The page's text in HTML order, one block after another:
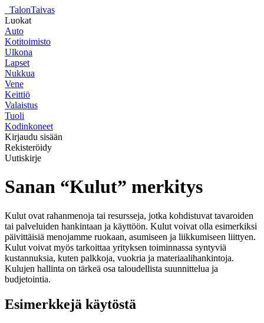
TalonTaivas
Luokat
Auto
Kotitoimisto
Ulkona
Lapset
Nukkua
Vene
Keittiö
Valaistus
Tuoli
Kodinkoneet
Kirjaudu sisään
Rekisteröidy
Uutiskirje
Sanan “Kulut” merkitys
Kulut ovat rahanmenoja tai resursseja, jotka kohdistuvat tavaroiden
tai palveluiden hankintaan ja käyttöön. Kulut voivat olla esimerkiksi
päivittäisiä menojamme ruokaan, asumiseen ja liikkumiseen liittyen.
Kulut voivat myös tarkoittaa yrityksen toiminnassa syntyviä
kustannuksia, kuten palkkoja, vuokria ja materiaalihankintoja.
Kulujen hallinta on tärkeä osa taloudellista suunnittelua ja
budjetointia.
Esimerkkejä käytöstä